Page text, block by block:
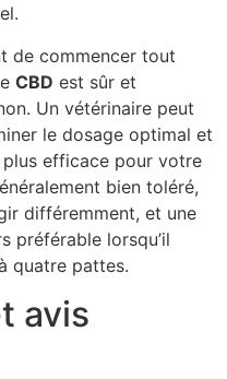
de commencer tout
CBD est sûr et
Un vétérinaire peut
le dosage optimal et
plus efficace pour votre
bien toléré,
différemment, et une
préférable lorsqu’il
quatre pattes.
avis